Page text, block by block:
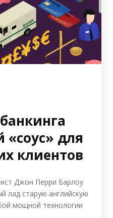
«соус» для
клиентов
Джон Перри Барлоу
лад старую английскую
мощной технологии